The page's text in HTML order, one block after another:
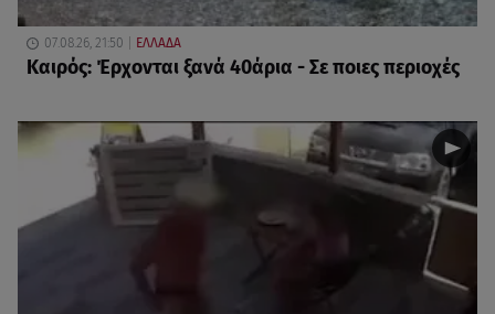
07.08.26, 21:50 ΕΛΛΑΔΑ
Καιρός: Έρχονται ξανά 40άρια - Σε ποιες περιοχές